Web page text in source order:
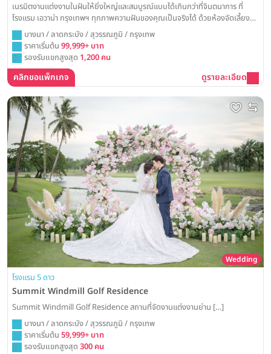
เนรมิตงานแต่งงานในฝันให้ยิ่งใหญ่และสมบูรณ์แบบได้เกินกว่าที่จินตนาการ ที่
โรงแรม เอวาน่า กรุงเทพฯ ทุกภาพความฝันของคุณเป็นจริงได้ ด้วยห้องจัดเลี้ยง
ขนาดใหญ่ที่รองรับแขกได้กว่าพันคน พร้อมแพ็คเกจแต่งงานแบบครบวงจรที่ดูแล
ทุกรายละเอียด เพื่อให้คุณและคนสำคัญได้เฉลิมฉลองวันแห่งความสุขอย่างไร้กังวล
บางนา / ลาดกระบัง / สุวรรณภูมิ / กรุงเทพ
ราคาเริ่มต้น 99,999+ บาท
รองรับแขกสูงสุด 1,200 คน
คลิกขอแพ็กเกจ ดูรายละเอียด
Wedding
โรงแรม 5 ดาว
Summit Windmill Golf Residence
Summit Windmill Golf Residence สถานที่จัดงานแต่งงานย่าน […]
บางนา / ลาดกระบัง / สุวรรณภูมิ / กรุงเทพ
ราคาเริ่มต้น 59,999+ บาท
รองรับแขกสูงสุด 300 คน